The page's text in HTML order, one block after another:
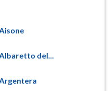
del...